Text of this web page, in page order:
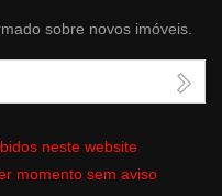
sobre novos imóveis.
neste website
momento sem aviso